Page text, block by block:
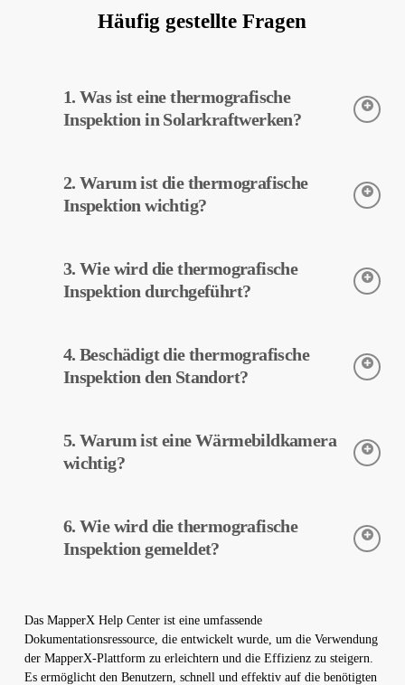
Häufig gestellte Fragen
1. Was ist eine thermografische
Inspektion in Solarkraftwerken?
der Temperaturen von Geräten in Solarkraftwerken. Diese
Inspektion ermöglicht eine frühzeitige Erkennung potenzieller
2. Warum ist die thermografische
Inspektion wichtig?
Geräte in Solarkraftwerken bei. Eine frühzeitige
Fehlererkennung und vorbeugende Wartung können die
3. Wie wird die thermografische
Inspektion durchgeführt?
durchgeführt. Die Kameras erfassen die Temperaturen der
Geräte, und diese Daten werden von MapperX verarbeitet und
4. Beschädigt die thermografische
Inspektion den Standort?
und wird ohne physische Veränderungen an Ihrem Werk
durchgeführt. Es beschädigt Ihren Standort nicht und hilft, den
5. Warum ist eine Wärmebildkamera
wichtig?
von Geräten in Solarkraftwerken genau zu erfassen. Diese
Kameras helfen bei der frühzeitigen Fehlererkennung und
6. Wie wird die thermografische
Inspektion gemeldet?
erstellt. Diese Berichte werden verwendet, um die Effizienz von
Solarkraftwerken zu verbessern und die Betriebskosten zu
senken.
Das MapperX Help Center ist eine umfassende
Dokumentationsressource, die entwickelt wurde, um die Verwendung
der MapperX-Plattform zu erleichtern und die Effizienz zu steigern.
Es ermöglicht den Benutzern, schnell und effektiv auf die benötigten